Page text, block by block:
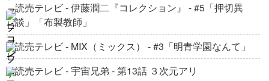
6
7 Boxoffice | SCI-FI | Full Movies
読売テレビ - 伊藤潤二『コレクション』 - #5「押切異
談」「布製教師」
読売テレビ - MIX（ミックス） - #3「明青学園なんて」
読売テレビ - 宇宙兄弟 - 第13話 ３次元アリ